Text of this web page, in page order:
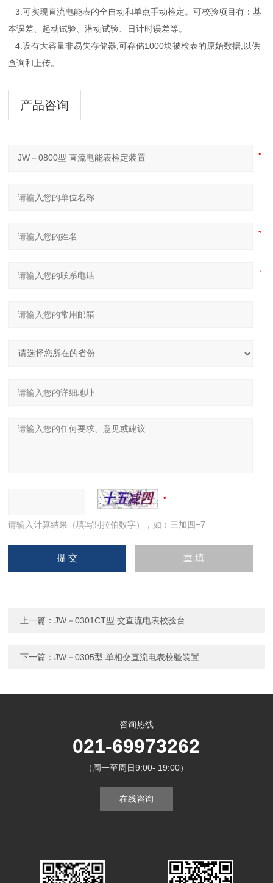
3.可实现直流电能表的全自动和单点手动检定。可校验项目有：基
本误差、起动试验、潜动试验、日计时误差等。
4.设有大容量非易失存储器,可存储1000块被检表的原始数据,以供
查询和上传。
产品咨询
请输入计算结果（填写阿拉伯数字），如：三加四=7
上一篇：JW－0301CT型 交直流电表校验台
下一篇：JW－0305型 单相交直流电表校验装置
咨询热线
021-69973262
（周一至周日9:00- 19:00）
在线咨询